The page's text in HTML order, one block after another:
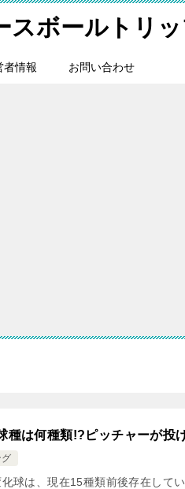
スボールトリ
者情報 お問い合わせ
種は何種類!?ピッチャーが投
グ
球は、現在15種類前後存在して